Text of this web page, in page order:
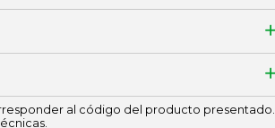
al código del producto presentado.